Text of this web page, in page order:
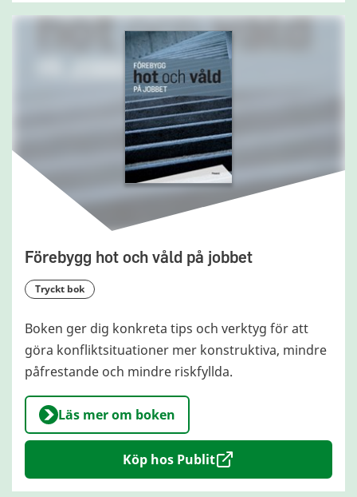
Förebygg hot och våld på jobbet
tryckt bok
Boken ger dig konkreta tips och verktyg för att
göra konfliktsituationer mer konstruktiva, mindre
påfrestande och mindre riskfyllda.
Läs mer om boken
Köp hos Publit